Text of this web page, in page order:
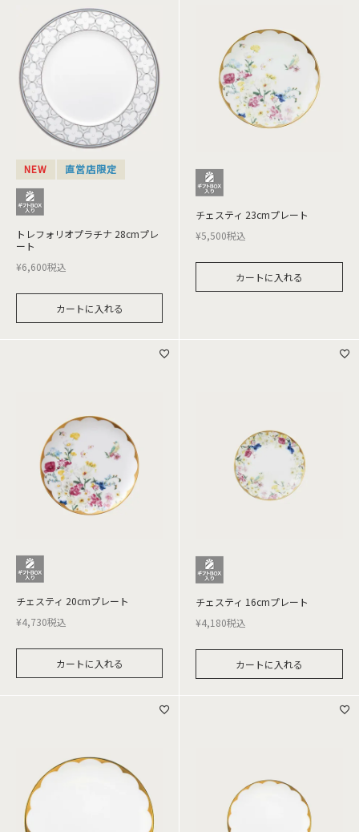
NEW 直営店限定
トレフォリオプラチナ 28cmプレ
ート
¥6,600税込
カートに入れる
チェスティ 23cmプレート
¥5,500税込
カートに入れる
チェスティ 20cmプレート
¥4,730税込
カートに入れる
チェスティ 16cmプレート
¥4,180税込
カートに入れる